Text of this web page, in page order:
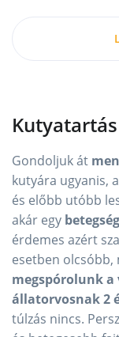
Gondoljuk át
kutyára ugyanis,
és előbb utóbb
akár egy betegség
érdemes azért
esetben olcsóbb,
megspórolunk
állatorvosnak 2
túlzás nincs.